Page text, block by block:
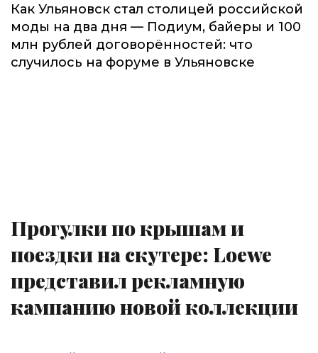
Как Ульяновск стал столицей российской
моды на два дня — Подиум, байеры и 100
млн рублей договорённостей: что
случилось на форуме в Ульяновске
Прогулки по крышам и
поездки на скутере: Loewe
представил рекламную
кампанию новой коллекции